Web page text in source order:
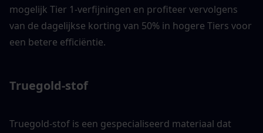
mogelijk Tier 1-verfijningen en profiteer vervolgens
van de dagelijkse korting van 50% in hogere Tiers voor
een betere efficiëntie.
Truegold-stof
Truegold-stof is een gespecialiseerd materiaal dat